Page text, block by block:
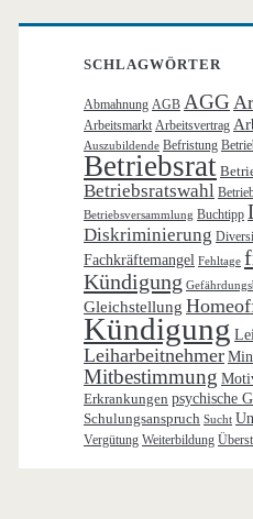
SCHLAGWÖRTER
Abmahnung AGB AGG
Arbeitsmarkt Arbeitsvertrag
Auszubildende Befristung
Betriebsrat
Betriebsratswahl
Betriebsversammlung Buchtipp
Diskriminierung
Fachkräftemangel Fehltage
Kündigung
Gleichstellung
Kündigung
Leiharbeitnehmer
Mitbestimmung
Erkrankungen psychische
Schulungsanspruch Sucht
Vergütung Weiterbildung